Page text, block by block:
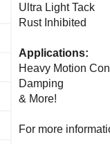
Ultra Light Tack
Rust Inhibited
Applications:
Heavy Motion
Damping
& More!
For more